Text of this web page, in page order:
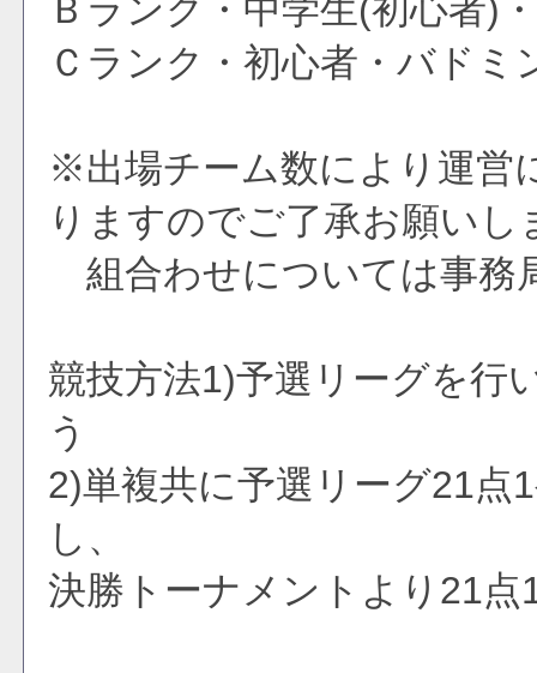
Ｂランク・中学生(初心者)
Ｃランク・初心者・バド
※出場チーム数により運営
りますのでご了承お願いし
組合わせについては事務
競技方法1)予選リーグを行
う
2)単複共に予選リーグ21点
決勝トーナメントより21点